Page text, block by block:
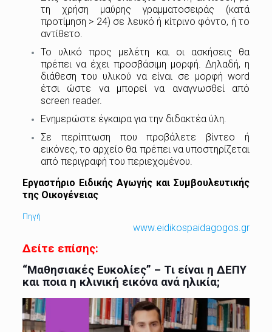
τη χρήση μαύρης γραμματοσειράς (κατά
προτίμηση > 24) σε λευκό ή κίτρινο φόντο, ή το
αντίθετο.
Το υλικό προς μελέτη και οι ασκήσεις θα
πρέπει να έχει προσβάσιμη μορφή. Δηλαδή, η
διάθεση του υλικού να είναι σε μορφή word
έτσι ώστε να μπορεί να αναγνωσθεί από
screen reader.
Ενημερώστε έγκαιρα για την διδακτέα ύλη.
Σε περίπτωση που προβάλετε βίντεο ή
εικόνες, το αρχείο θα πρέπει να υποστηρίζεται
από περιγραφή του περιεχομένου.
Εργαστήριο Ειδικής Αγωγής και Συμβουλευτικής
της Οικογένειας
Πηγή
www.eidikospaidagogos.gr
Δείτε επίσης:
“Μαθησιακές Ευκολίες” – Τι είναι η ΔΕΠΥ
και ποια η κλινική εικόνα ανά ηλικία;